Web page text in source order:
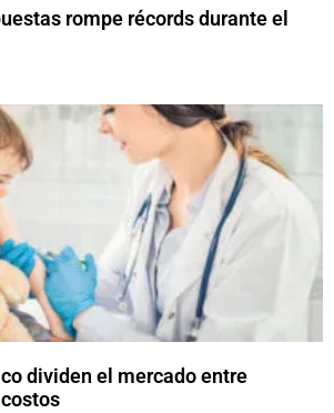
rompe récords durante el
dividen el mercado entre